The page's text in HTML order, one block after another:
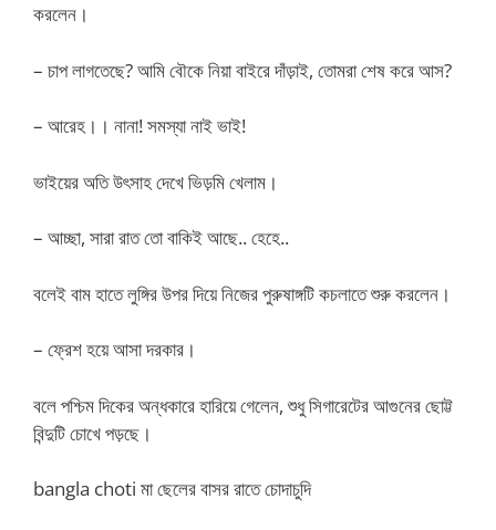
করলেন।
– চাপ লাগতেছে? আমি বৌকে নিয়া বাইরে দাঁড়াই, তোমরা শেষ করে আস?
– আরেহ।। নানা! সমস্যা নাই ভাই!
ভাইয়ের অতি উৎসাহ দেখে ভিড়মি খেলাম।
– আচ্ছা, সারা রাত তো বাকিই আছে.. হেহে..
বলেই বাম হাতে লুঙ্গির উপর দিয়ে নিজের পুরুষাঙ্গটি কচলাতে শুরু করলেন।
– ফ্রেশ হয়ে আসা দরকার।
বলে পশ্চিম দিকের অন্ধকারে হারিয়ে গেলেন, শুধু সিগারেটের আগুনের ছোট্ট
বিন্দুটি চোখে পড়ছে।
bangla choti মা ছেলের বাসর রাতে চোদাচুদি